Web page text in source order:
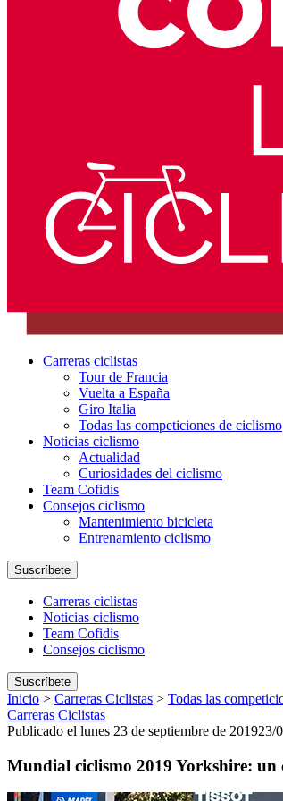
Carreras ciclistas
Tour de Francia
Vuelta a España
Giro Italia
Todas las competiciones de ciclismo
Noticias ciclismo
Actualidad
Curiosidades del ciclismo
Team Cofidis
Consejos ciclismo
Mantenimiento bicicleta
Entrenamiento ciclismo
Suscríbete
Carreras ciclistas
Noticias ciclismo
Team Cofidis
Consejos ciclismo
Suscríbete
Inicio > Carreras Ciclistas > Todas las
Carreras Ciclistas
Publicado el lunes 23 de septiembre de 201923/
Mundial ciclismo 2019 Yorkshire: un